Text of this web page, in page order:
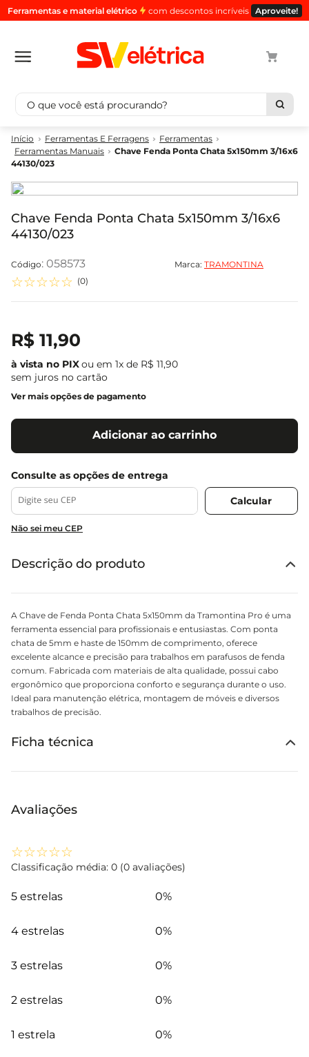
Ferramentas e material elétrico com descontos incríveis Aproveite!
O que você está procurando?
Ferramentas E Ferragens
Ferramentas
Ferramentas Manuais
Chave Fenda Ponta Chata 5x150mm 3/16x6
44130/023
Chave Fenda Ponta Chata 5x150mm 3/16x6
44130/023
: 058573 Marca: TRAMONTINA
☆☆☆☆☆ (0)
R$ 11,90
ou em 1x de R$ 11,90
sem juros no cartão
Ver mais opções de pagamento
Adicionar ao carrinho
Não sei meu CEP
Descrição do produto
A Chave de Fenda Ponta Chata 5x150mm da Tramontina Pro é uma
ferramenta essencial para profissionais e entusiastas. Com ponta
chata de 5mm e haste de 150mm de comprimento, oferece
excelente alcance e precisão para trabalhos em parafusos de fenda
comum. Fabricada com materiais de alta qualidade, possui cabo
ergonômico que proporciona conforto e segurança durante o uso.
Ideal para manutenção elétrica, montagem de móveis e diversos
trabalhos de precisão.
Ficha técnica
Avaliações
☆☆☆☆☆
Classificação média: 0 (0 avaliações)
5 estrelas 0%
4 estrelas 0%
3 estrelas 0%
2 estrelas 0%
1 estrela 0%
Termos mais buscados
1º
cabo
2º
luminaria
4º
4